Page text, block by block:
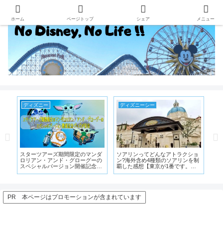
ディズニーシー
ソアリンってどんなアトラクショ
ン?海外含め4種類のソアリンを制
覇した感想【東京が1番です。理
ディズニーランド
東京ディズニーランドにあるペニ
ーアーケードではレトロなアーケ
ードゲームが楽しめる
PR 本ページはプロモーションが含まれています
ホーム ページトップ シェア メニュー